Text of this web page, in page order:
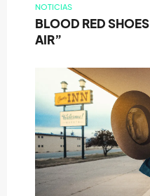
NOTICIAS
BLOOD RED
AIR”